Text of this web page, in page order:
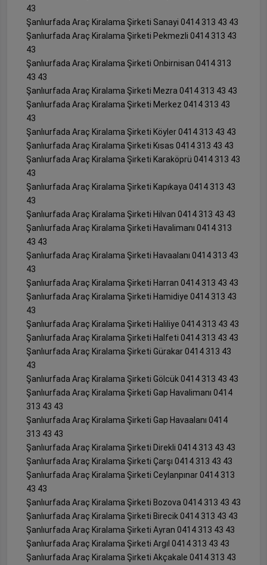
43
Şanlıurfada Araç Kiralama Şirketi Sanayi 0414 313 43 43
Şanlıurfada Araç Kiralama Şirketi Pekmezli 0414 313 43
43
Şanlıurfada Araç Kiralama Şirketi Onbirnisan 0414 313
43 43
Şanlıurfada Araç Kiralama Şirketi Mezra 0414 313 43 43
Şanlıurfada Araç Kiralama Şirketi Merkez 0414 313 43
43
Şanlıurfada Araç Kiralama Şirketi Köyler 0414 313 43 43
Şanlıurfada Araç Kiralama Şirketi Kısas 0414 313 43 43
Şanlıurfada Araç Kiralama Şirketi Karaköprü 0414 313 43
43
Şanlıurfada Araç Kiralama Şirketi Kapıkaya 0414 313 43
43
Şanlıurfada Araç Kiralama Şirketi Hilvan 0414 313 43 43
Şanlıurfada Araç Kiralama Şirketi Havalimanı 0414 313
43 43
Şanlıurfada Araç Kiralama Şirketi Havaalanı 0414 313 43
43
Şanlıurfada Araç Kiralama Şirketi Harran 0414 313 43 43
Şanlıurfada Araç Kiralama Şirketi Hamidiye 0414 313 43
43
Şanlıurfada Araç Kiralama Şirketi Haliliye 0414 313 43 43
Şanlıurfada Araç Kiralama Şirketi Halfeti 0414 313 43 43
Şanlıurfada Araç Kiralama Şirketi Gürakar 0414 313 43
43
Şanlıurfada Araç Kiralama Şirketi Gölcük 0414 313 43 43
Şanlıurfada Araç Kiralama Şirketi Gap Havalimanı 0414
313 43 43
Şanlıurfada Araç Kiralama Şirketi Gap Havaalanı 0414
313 43 43
Şanlıurfada Araç Kiralama Şirketi Direkli 0414 313 43 43
Şanlıurfada Araç Kiralama Şirketi Çarşı 0414 313 43 43
Şanlıurfada Araç Kiralama Şirketi Ceylanpınar 0414 313
43 43
Şanlıurfada Araç Kiralama Şirketi Bozova 0414 313 43 43
Şanlıurfada Araç Kiralama Şirketi Birecik 0414 313 43 43
Şanlıurfada Araç Kiralama Şirketi Ayran 0414 313 43 43
Şanlıurfada Araç Kiralama Şirketi Argıl 0414 313 43 43
Şanlıurfada Araç Kiralama Şirketi Akçakale 0414 313 43